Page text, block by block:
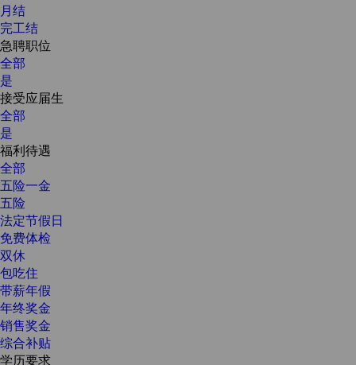
月结
完工结
急聘职位
全部
是
接受应届生
全部
是
福利待遇
全部
五险一金
五险
法定节假日
免费体检
双休
包吃住
带薪年假
年终奖金
销售奖金
综合补贴
学历要求